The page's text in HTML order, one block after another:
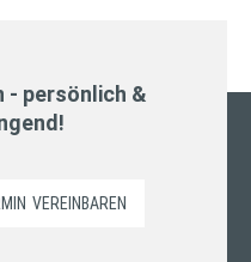
- persönlich &
VEREINBAREN